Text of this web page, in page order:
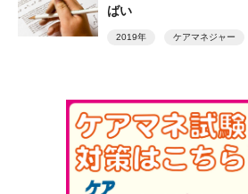
ばい
2019年 ケアマネジャー